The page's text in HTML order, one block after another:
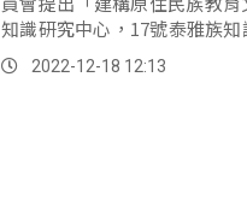
知識研究中心，17號泰雅族
泰雅族各流域耆老，專家和
課綱對接，族語教師從教育現
2022-12-18 12:13